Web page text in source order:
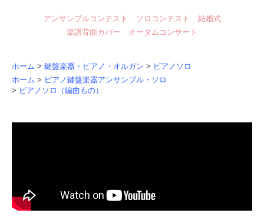
アンサンブルコンテスト ソロコンテスト
結婚式
楽譜背面カバー
オータムコンサート
ホーム > 鍵盤楽器・ピアノ・オルガン > ピアノソロ
ホーム > ピアノ鍵盤楽器アンサンブル・ソロ
> ピアノソロ（編曲もの）